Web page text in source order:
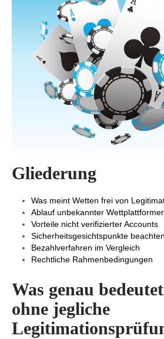
Gliederung
Was meint Wetten frei von
Ablauf unbekannter
Vorteile nicht verifizierter Accounts
Sicherheitsgesichtspunkte beachten
Bezahlverfahren im Vergleich
Rechtliche Rahmenbedingungen
Was genau
ohne jegliche